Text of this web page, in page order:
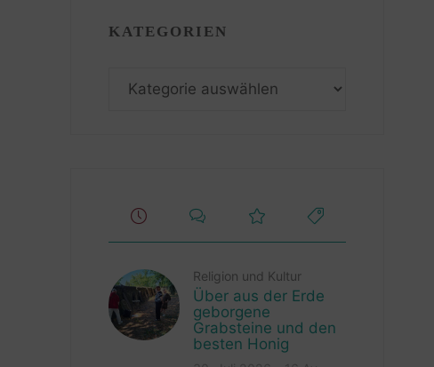
KATEGORIEN
Kategorien
Religion und Kultur
Über aus der Erde
geborgene
Grabsteine und den
besten Honig